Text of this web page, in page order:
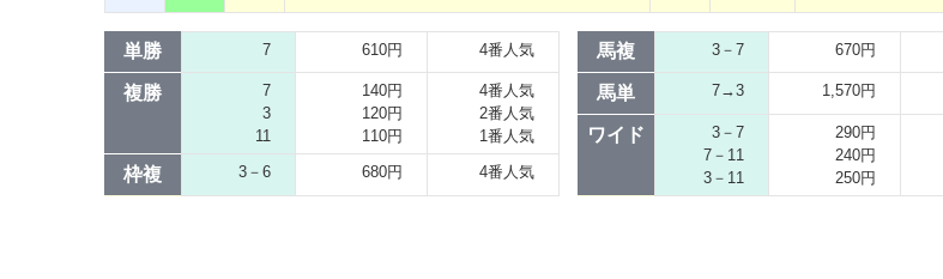
単勝 7 610円 4番人気
複勝
7
3
11
140円
120円
110円
4番人気
2番人気
1番人気
枠複 3－6 680円 4番人気
馬複 3－7 670円
馬単 7→3 1,570円
ワイド
3－7
7－11
3－11
290円
240円
250円